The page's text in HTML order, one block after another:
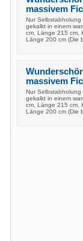
massivem
Nur Selbstabholung
gekalkt in einem
cm, Länge 215 cm,
Länge 200 cm (Die
massivem
Nur Selbstabholung
gekalkt in einem
cm, Länge 215 cm,
Länge 200 cm (Die